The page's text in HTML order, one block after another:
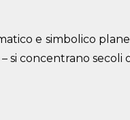
e simbolico
si concentrano secoli